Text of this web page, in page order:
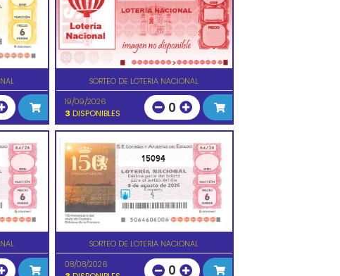
SORTEO DE LOTERIA NACIONAL
19/09/2026
3 DISPONIBLES 0
15094
SORTEO DE LOTERIA NACIONAL
08/08/2026
0